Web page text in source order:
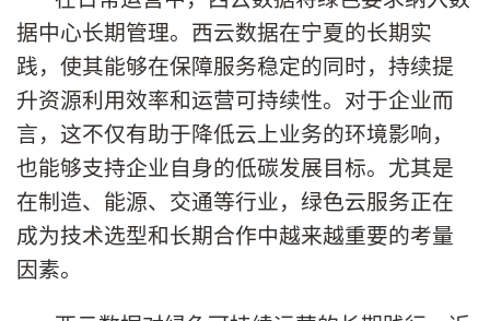
据中心长期管理。西云数据在宁夏的长期实
践，使其能够在保障服务稳定的同时，持续提
升资源利用效率和运营可持续性。对于企业而
言，这不仅有助于降低云上业务的环境影响，
也能够支持企业自身的低碳发展目标。尤其是
在制造、能源、交通等行业，绿色云服务正在
成为技术选型和长期合作中越来越重要的考量
因素。